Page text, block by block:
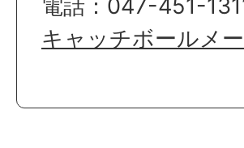
電話：047-451-
キャッチボールメ